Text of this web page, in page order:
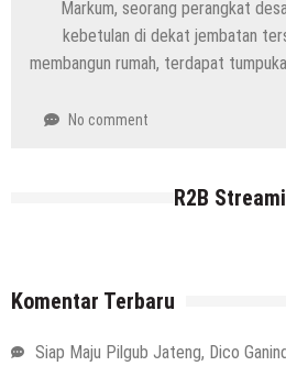
Markum, seorang perangkat
kebetulan di dekat jembatan
membangun rumah, terdapat
No comment
R2B
Komentar Terbaru
Siap Maju Pilgub Jateng, Dico